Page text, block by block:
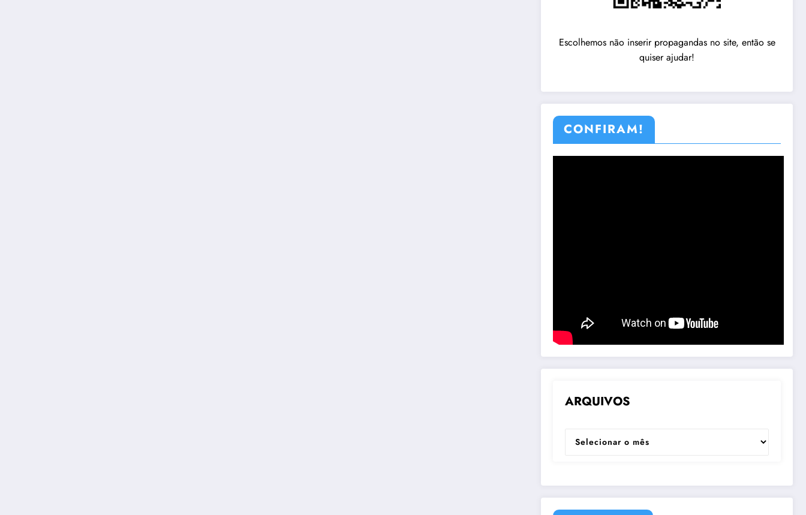
Escolhemos não inserir propagandas no site, então se
quiser ajudar!
CONFIRAM!
ARQUIVOS
ARQUIVOS